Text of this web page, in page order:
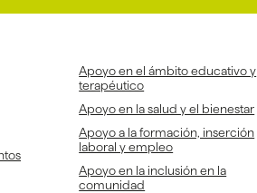
Apoyo en el ámbito educativo y
terapéutico
Apoyo en la salud y el bienestar
Apoyo a la formación, inserción
laboral y empleo
Apoyo en la inclusión en la
comunidad